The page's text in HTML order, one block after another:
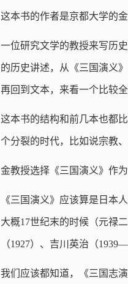
这本书的作者是京都大学的
一位研究文学的教授来写历
的历史讲述，从《三国演义
再回到文本，来看一个比较
这本书的结构和前几本也都
个分裂的时代，比如说宗教
金教授选择《三国演义》作
《三国演义》应该算是日本
大概17世纪末的时候（元禄
（1927）、吉川英治（
我们应该都知道，《三国志